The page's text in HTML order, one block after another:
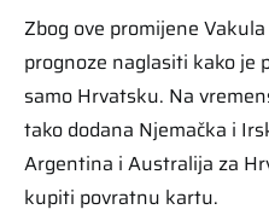
Zbog ove promijene
prognoze naglasiti kako je
samo Hrvatsku. Na
tako dodana Njemačka i
Argentina i Australija za
kupiti povratnu kartu.